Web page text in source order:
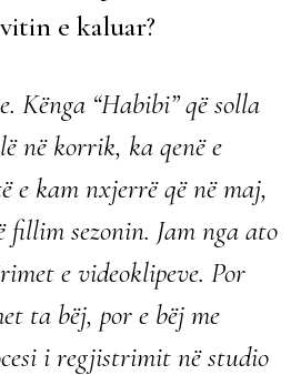
e kaluar?
Kënga “Habibi” që solla
në korrik, ka qenë e
e kam nxjerrë që në maj,
fillim sezonin. Jam nga ato
e videoklipeve. Por
ta bëj, por e bëj me
i regjistrimit në studio